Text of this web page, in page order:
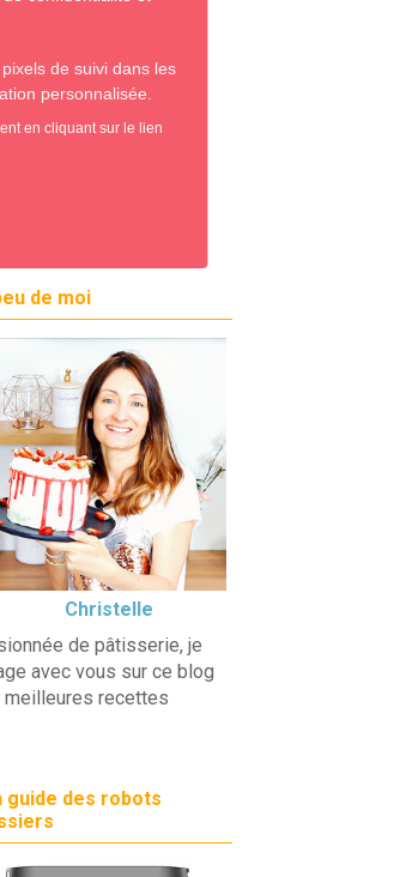
de moi
Christelle
de pâtisserie, je
avec vous sur ce blog
meilleures recettes
guide des robots